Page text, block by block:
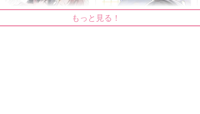
もっと見る！